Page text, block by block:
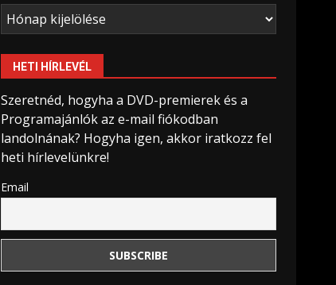
Archívum
HETI HÍRLEVÉL
Szeretnéd, hogyha a DVD-premierek és a
Programajánlók az e-mail fiókodban
landolnának? Hogyha igen, akkor iratkozz fel
heti hírlevelünkre!
Email